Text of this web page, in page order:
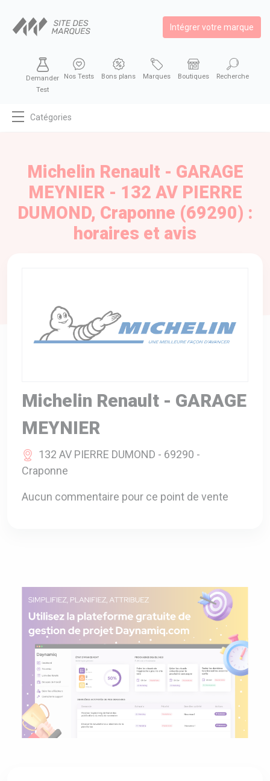
Intégrer votre marque
Demander
Test
Nos Tests Bons plans Marques Boutiques Recherche
Catégories
BIO & ENVIRONNEMENT
ENTREPRISE
ANIMAUX
Michelin Renault - GARAGE
MEYNIER - 132 AV PIERRE
DUMOND, Craponne (69290) :
horaires et avis
Michelin Renault - GARAGE
MEYNIER
132 AV PIERRE DUMOND - 69290 -
Craponne
Aucun commentaire pour ce point de vente